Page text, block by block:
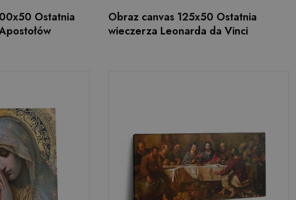
Ostatnia
Obraz canvas 125x50 Ostatnia
wieczerza Leonarda da Vinci